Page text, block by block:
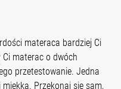
materaca bardziej Ci
materac o dwóch
przetestowanie. Jedna
Przekonaj się sam,